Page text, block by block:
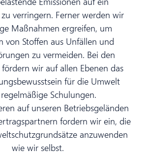
verringern. Ferner werden wir
Maßnahmen ergreifen, um
von Stoffen aus Unfällen und
zu vermeiden. Bei den
wir auf allen Ebenen das
für die Umwelt
Schulungen.
auf unseren Betriebsgeländen
fordern wir ein, die
anzuwenden
wie wir selbst.